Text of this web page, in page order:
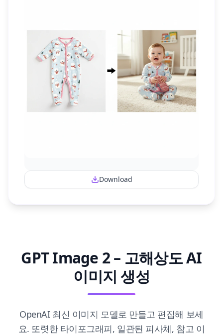
Download
GPT Image 2 – 고해상도 AI
이미지 생성
OpenAI 최신 이미지 모델로 만들고 편집해 보세
요. 또렷한 타이포그래피, 일관된 피사체, 참고 이